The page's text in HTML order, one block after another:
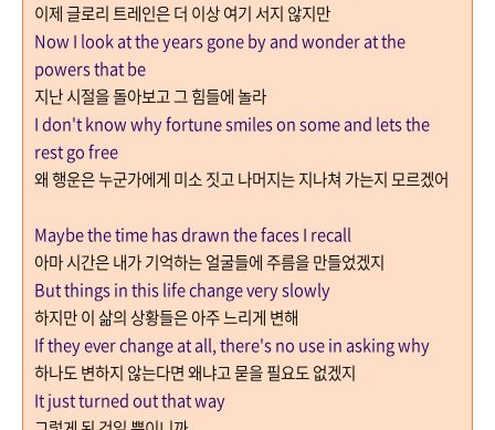
이제 글로리 트레인은 더 이상 여기 서지 않지만
Now I look at the years gone by and wonder at the
powers that be
지난 시절을 돌아보고 그 힘들에 놀라
I don't know why fortune smiles on some and lets the
rest go free
왜 행운은 누군가에게 미소 짓고 나머지는 지나쳐 가는지 모르겠어
Maybe the time has drawn the faces I recall
아마 시간은 내가 기억하는 얼굴들에 주름을 만들었겠지
But things in this life change very slowly
하지만 이 삶의 상황들은 아주 느리게 변해
If they ever change at all, there's no use in asking why
하나도 변하지 않는다면 왜냐고 묻을 필요도 없겠지
It just turned out that way